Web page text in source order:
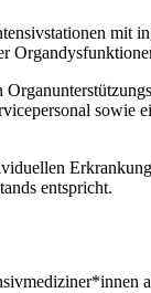
mit
entspricht.